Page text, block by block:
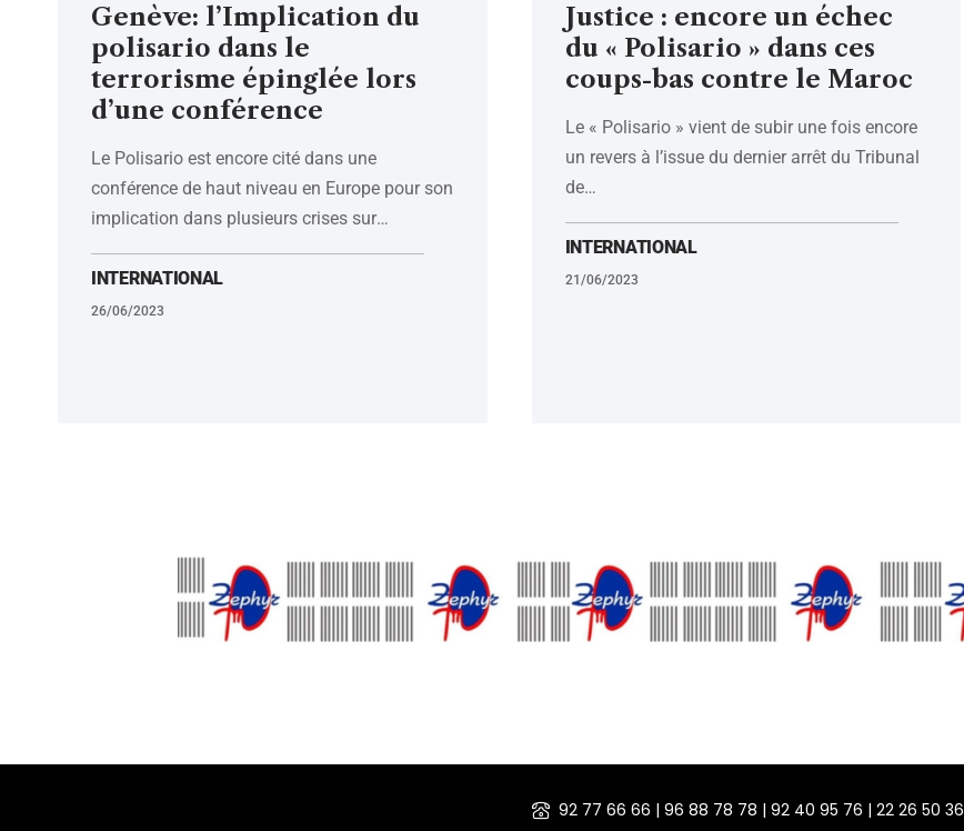
Genève: l’Implication du
polisario dans le
terrorisme épinglée lors
d’une conférence
Le Polisario est encore cité dans une
conférence de haut niveau en Europe pour son
implication dans plusieurs crises sur…
INTERNATIONAL
26/06/2023
Justice : encore un échec
du « Polisario » dans ces
coups-bas contre le Maroc
Le « Polisario » vient de subir une fois encore
un revers à l’issue du dernier arrêt du Tribunal
de…
INTERNATIONAL
21/06/2023
92 77 66 66 | 96 88 78 78 | 92 40 95 76 | 22 26 50 36